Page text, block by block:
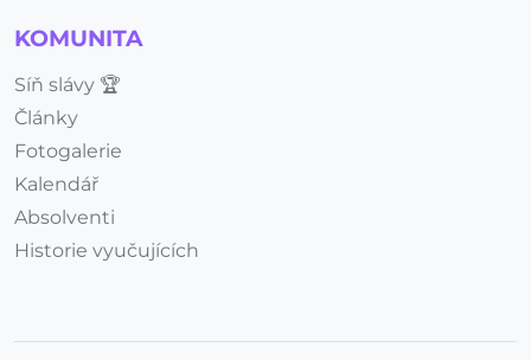
KOMUNITA
Síň slávy 🏆
Články
Fotogalerie
Kalendář
Absolventi
Historie vyučujících